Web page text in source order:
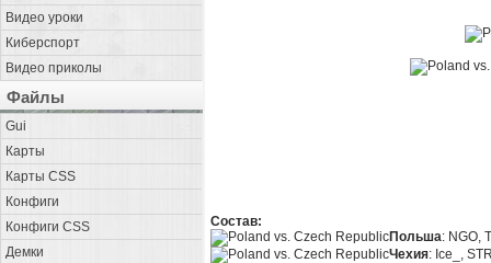
Видео уроки
Киберспорт
Видео приколы
Файлы
Gui
Карты
Карты CSS
Конфиги
Конфиги CSS
Демки
Состав:
Польша: NGO,
Чехия: Ice_,